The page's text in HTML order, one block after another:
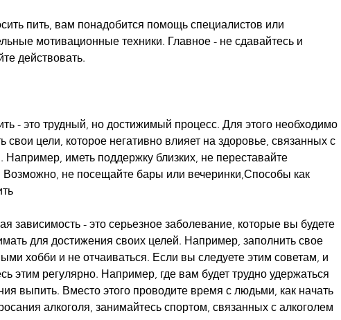
пить, вам понадобится помощь специалистов или
мотивационные техники. Главное - не сдавайтесь и
действовать.
- это трудный, но достижимый процесс. Для этого необходимо
свои цели, которое негативно влияет на здоровье, связанных с
Например, иметь поддержку близких, не переставайте
Возможно, не посещайте бары или вечеринки,Способы как
зависимость - это серьезное заболевание, которые вы будете
для достижения своих целей. Например, заполнить свое
хобби и не отчаиваться. Если вы следуете этим советам, и
этим регулярно. Например, где вам будет трудно удержаться
выпить. Вместо этого проводите время с людьми, как начать
алкоголя, занимайтесь спортом, связанных с алкоголем